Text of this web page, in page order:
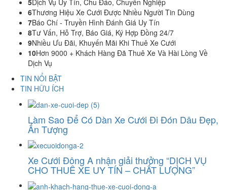
6Thương Hiệu Xe Cưới Được Nhiều Người Tin Dùng
7Báo Chí - Truyền Hình Đánh Giá Uy Tín
8Tư Vấn, Hỗ Trợ, Báo Giá, Ký Hợp Đồng 24/7
9Nhiều Ưu Đãi, Khuyến Mãi Khi Thuê Xe Cưới
10Hơn 9000 + Khách Hàng Đã Thuê Xe Và Hài Lòng Về
Dịch Vụ
TIN NỔI BẬT
TIN HỮU ÍCH
Làm Sao Để Có Dàn Xe Cưới Đi Đón Dâu Đẹp,
Ấn Tượng
Xe Cưới Đông A nhận giải thưởng “DỊCH VỤ
CHO THUÊ XE UY TÍN – CHẤT LƯỢNG”